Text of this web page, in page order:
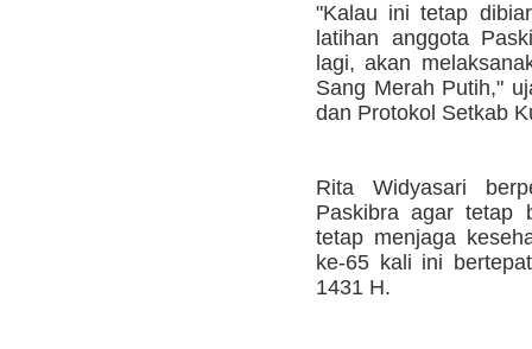
"Kalau ini tetap
latihan anggota
lagi, akan
Sang Merah Putih,"
dan Protokol Setkab
Rita Widyasari
Paskibra agar tetap
tetap menjaga
ke-65 kali ini
1431 H.